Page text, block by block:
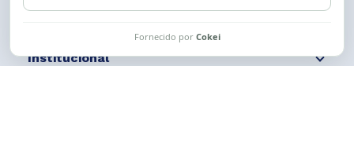
Institucional